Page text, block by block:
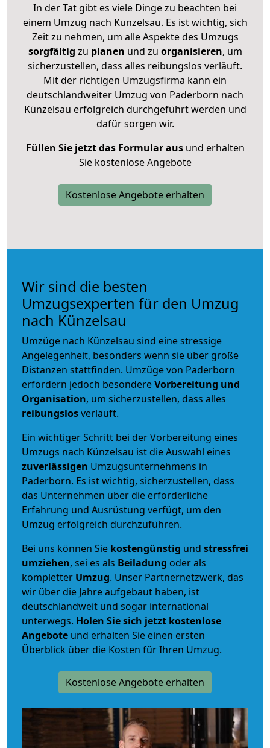
In der Tat gibt es viele Dinge zu beachten bei
einem Umzug nach Künzelsau. Es ist wichtig, sich
Zeit zu nehmen, um alle Aspekte des Umzugs
sorgfältig zu planen und zu organisieren, um
sicherzustellen, dass alles reibungslos verläuft.
Mit der richtigen Umzugsfirma kann ein
deutschlandweiter Umzug von Paderborn nach
Künzelsau erfolgreich durchgeführt werden und
dafür sorgen wir.
Füllen Sie jetzt das Formular ausund erhalten
Sie kostenlose Angebote
Kostenlose Angebote erhalten
Wir sind die besten
Umzugsexperten für den Umzug
nach Künzelsau
Umzüge nach Künzelsau sind eine stressige
Angelegenheit, besonders wenn sie über große
Distanzen stattfinden. Umzüge von Paderborn
erfordern jedoch besondereVorbereitung und
Organisation, um sicherzustellen, dass alles
reibungslosverläuft.
Ein wichtiger Schritt bei der Vorbereitung eines
Umzugs nach Künzelsau ist die Auswahl eines
zuverlässigen Umzugsunternehmens in
Paderborn. Es ist wichtig, sicherzustellen, dass
das Unternehmen über die erforderliche
Erfahrung und Ausrüstung verfügt, um den
Umzug erfolgreich durchzuführen.
Bei uns können Sie kostengünstig und stressfrei
umziehen, sei es als Beiladung oder als
kompletter Umzug. Unser Partnernetzwerk, das
wir über die Jahre aufgebaut haben, ist
deutschlandweit und sogar international
unterwegs. Holen Sie sich jetzt kostenlose
Angebote und erhalten Sie einen ersten
Überblick über die Kosten für Ihren Umzug.
Kostenlose Angebote erhalten